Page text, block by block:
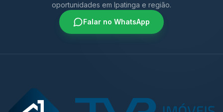
oportunidades em Ipatinga e região.
Falar no WhatsApp